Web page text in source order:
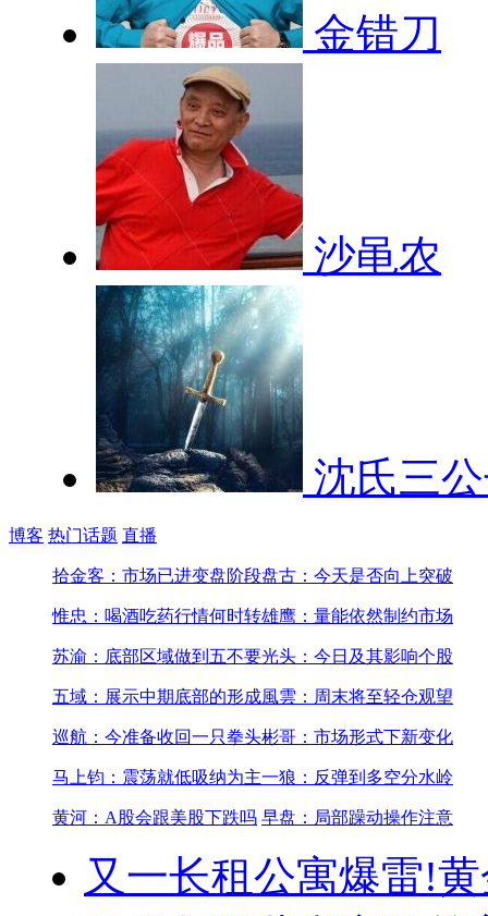
金错刀
沙黾农
沈氏三
博客 热门话题 直播
拾金客：市场已进变盘阶段盘古：今天是否向上突破
惟忠：喝酒吃药行情何时转雄鹰：量能依然制约市场
苏渝：底部区域做到五不要光头：今日及其影响个股
五域：展示中期底部的形成風雲：周末将至轻仓观望
巡航：今准备收回一只拳头彬哥：市场形式下新变化
马上钧：震荡就低吸纳为主一狼：反弹到多空分水岭
黄河：A股会跟美股下跌吗 早盘：局部躁动操作注意
又一长租公寓爆雷!